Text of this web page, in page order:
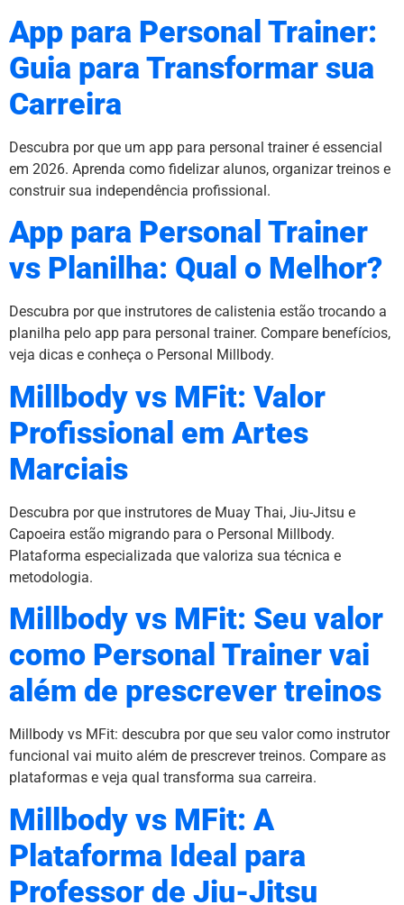
App para Personal Trainer:
Guia para Transformar sua
Carreira
Descubra por que um app para personal trainer é essencial
em 2026. Aprenda como fidelizar alunos, organizar treinos e
construir sua independência profissional.
App para Personal Trainer
vs Planilha: Qual o Melhor?
Descubra por que instrutores de calistenia estão trocando a
planilha pelo app para personal trainer. Compare benefícios,
veja dicas e conheça o Personal Millbody.
Millbody vs MFit: Valor
Profissional em Artes
Marciais
Descubra por que instrutores de Muay Thai, Jiu-Jitsu e
Capoeira estão migrando para o Personal Millbody.
Plataforma especializada que valoriza sua técnica e
metodologia.
Millbody vs MFit: Seu valor
como Personal Trainer vai
além de prescrever treinos
Millbody vs MFit: descubra por que seu valor como instrutor
funcional vai muito além de prescrever treinos. Compare as
plataformas e veja qual transforma sua carreira.
Millbody vs MFit: A
Plataforma Ideal para
Professor de Jiu-Jitsu